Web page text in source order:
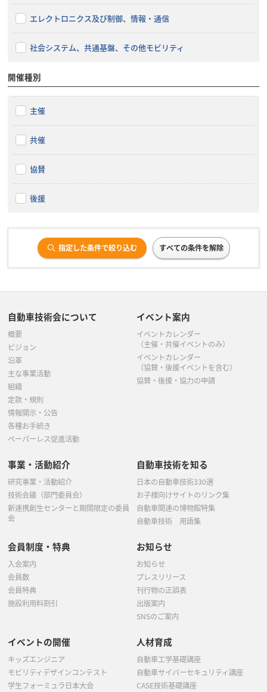
エレクトロニクス及び制御、情報・通信
社会システム、共通基盤、その他モビリティ
開催種別
主催
共催
協賛
後援
指定した条件で絞り込む すべての条件を解除
自動車技術会について
概要
ビジョン
沿革
主な事業活動
組織
定款・規則
情報開示・公告
各種お手続き
ペーパーレス促進活動
イベント案内
イベントカレンダー
（主催・共催イベントのみ）
イベントカレンダー
（協賛・後援イベントを含む）
協賛・後援・協力の申請
事業・活動紹介
研究事業・活動紹介
技術会議（部門委員会）
新連携創生センターと期間限定の委員
会
自動車技術を知る
日本の自動車技術330選
お子様向けサイトのリンク集
自動車関連の博物館特集
自動車技術 用語集
会員制度・特典
入会案内
会員数
会員特典
施設利用料割引
お知らせ
お知らせ
プレスリリース
刊行物の正誤表
出版案内
SNSのご案内
イベントの開催
キッズエンジニア
モビリティデザインコンテスト
学生フォーミュラ日本大会
人材育成
自動車工学基礎講座
自動車サイバーセキュリティ講座
CASE技術基礎講座